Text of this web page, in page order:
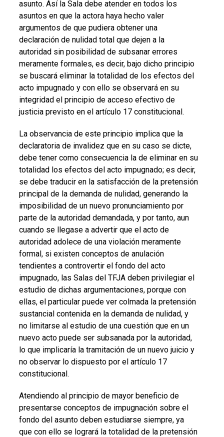
asunto. Así la Sala debe atender en todos los
asuntos en que la actora haya hecho valer
argumentos de que pudiera obtener una
declaración de nulidad total que dejen a la
autoridad sin posibilidad de subsanar errores
meramente formales, es decir, bajo dicho principio
se buscará eliminar la totalidad de los efectos del
acto impugnado y con ello se observará en su
integridad el principio de acceso efectivo de
justicia previsto en el artículo 17 constitucional.
La observancia de este principio implica que la
declaratoria de invalidez que en su caso se dicte,
debe tener como consecuencia la de eliminar en su
totalidad los efectos del acto impugnado; es decir,
se debe traducir en la satisfacción de la pretensión
principal de la demanda de nulidad, generando la
imposibilidad de un nuevo pronunciamiento por
parte de la autoridad demandada, y por tanto, aun
cuando se llegase a advertir que el acto de
autoridad adolece de una violación meramente
formal, si existen conceptos de anulación
tendientes a controvertir el fondo del acto
impugnado, las Salas del TFJA deben privilegiar el
estudio de dichas argumentaciones, porque con
ellas, el particular puede ver colmada la pretensión
sustancial contenida en la demanda de nulidad, y
no limitarse al estudio de una cuestión que en un
nuevo acto puede ser subsanada por la autoridad,
lo que implicaría la tramitación de un nuevo juicio y
no observar lo dispuesto por el artículo 17
constitucional.
Atendiendo al principio de mayor beneficio de
presentarse conceptos de impugnación sobre el
fondo del asunto deben estudiarse siempre, ya
que con ello se logrará la totalidad de la pretensión